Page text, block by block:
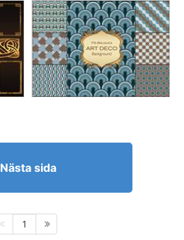
Nästa sida
1